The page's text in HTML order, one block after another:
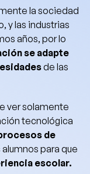
la sociedad
y las industrias
años, por lo
se adapte
de las
ver solamente
tecnológica
de
para que
escolar.